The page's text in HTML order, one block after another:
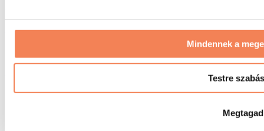
Mindennek a
Testre szabás
Megtagad
Úszás
Túrázás
Vörösfény-terápia
Öko háztartás